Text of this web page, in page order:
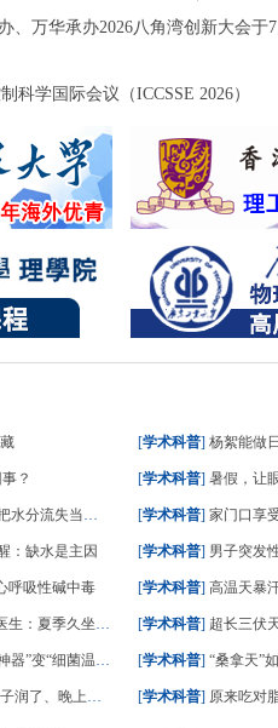
、万华承办2026八角湾创新大会于
科学国际会议（ICCSSE 2026）
？
流失当成减脂
：缺水是主因
呼吸性碱中毒
夏季久坐风险高
”变“细菌温床”
晚上睡踏实了
[学术科普] 杨絮能做
[学术科普] 暑假，让
[学术科普] 家门口享受
[学术科普] 男子突发
[学术科普] 高温天暴
[学术科普] 超长三伏天
[学术科普] “桑拿天”
[学术科普] 原来吃对脂肪，